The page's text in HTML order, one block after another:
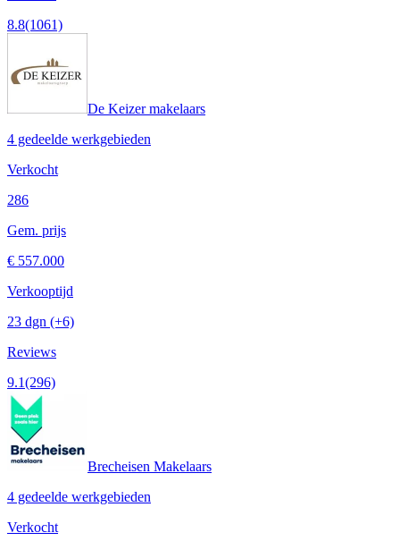
8.8(1061)
De Keizer makelaars
4 gedeelde werkgebieden
Verkocht
286
Gem. prijs
€ 557.000
Verkooptijd
23 dgn (+6)
Reviews
9.1(296)
Brecheisen Makelaars
4 gedeelde werkgebieden
Verkocht